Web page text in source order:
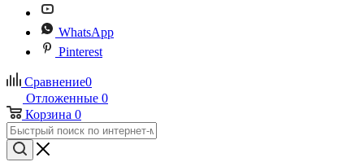
WhatsApp
Pinterest
Сравнение0
Отложенные 0
Корзина 0